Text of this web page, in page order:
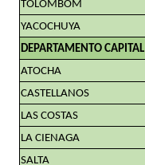
TOLOMBOM
YACOCHUYA
DEPARTAMENTO CAPITAL
ATOCHA
CASTELLANOS
LAS COSTAS
LA CIENAGA
SALTA